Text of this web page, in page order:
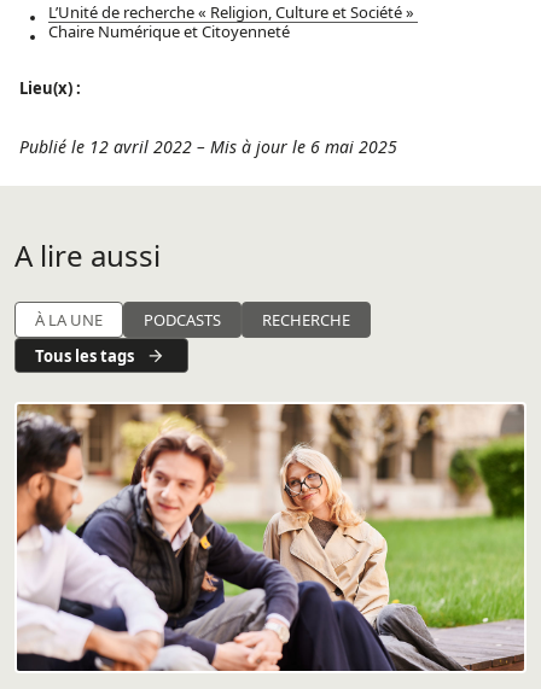
L’Unité de recherche « Religion, Culture et Société »
Chaire Numérique et Citoyenneté
Lieu(x) :
Publié le 12 avril 2022 – Mis à jour le 6 mai 2025
A lire aussi
À LA UNE PODCASTS
RECHERCHE
Tous les tags